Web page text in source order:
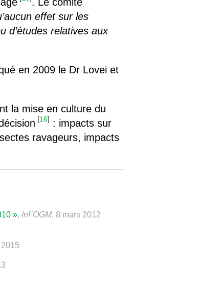
effet sur les
d’études relatives aux
en 2009 le Dr Lovei et
la mise en culture du
[16] : impacts sur
ravageurs, impacts
», Inf’OGM, 8 mars 2012